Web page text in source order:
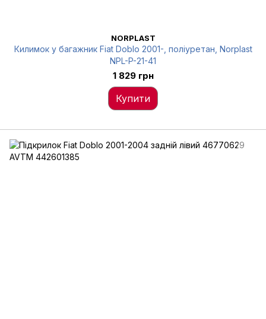
NORPLAST
Килимок у багажник Fiat Doblo 2001-, поліуретан, Norplast
NPL-P-21-41
1 829 грн
Купити